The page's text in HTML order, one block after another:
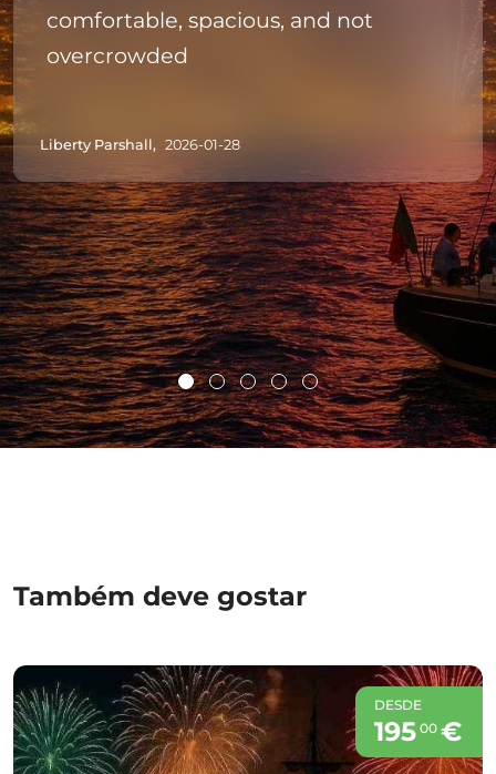
comfortable, spacious, and not
overcrowded
Liberty Parshall, 2026-01-28
Também deve gostar
DESDE
195 00€